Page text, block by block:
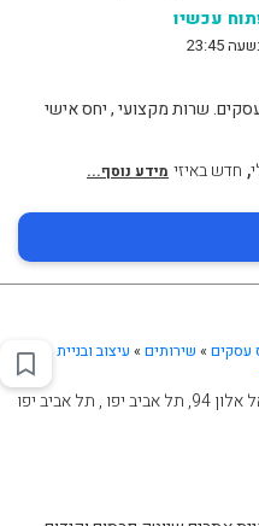
עכשיו
23:45
שרות מקצועי , יחס אישי
, חדש באיזי מידע נוסף...
עסקים » שירותים» עיצוב ובניית
תל אביב יפו , תל אביב יפו